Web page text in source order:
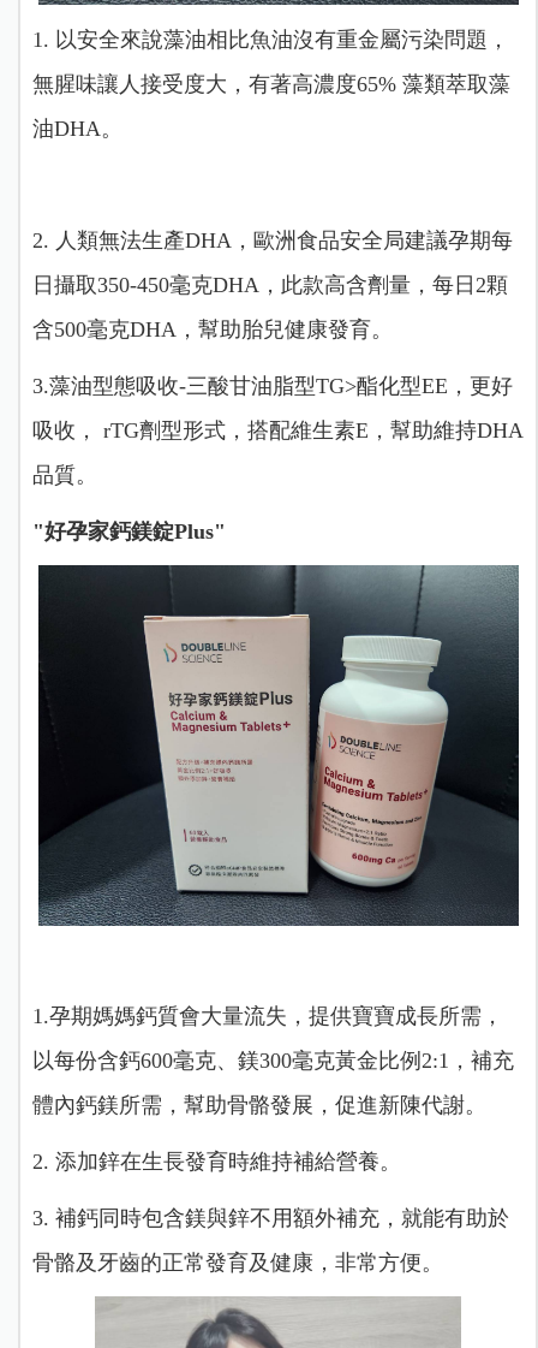
1. 以安全來說藻油相比魚油沒有重金屬污染問題，
無腥味讓人接受度大，有著高濃度65% 藻類萃取藻
油DHA。
2. 人類無法生產DHA，歐洲食品安全局建議孕期每
日攝取350-450毫克DHA，此款高含劑量，每日2顆
含500毫克DHA，幫助胎兒健康發育。
3.藻油型態吸收-三酸甘油脂型TG>酯化型EE，更好
吸收， rTG劑型形式，搭配維生素E，幫助維持DHA
品質。 ️
"好孕家鈣鎂錠Plus"
1.孕期媽媽鈣質會大量流失，提供寶寶成長所需，
以每份含鈣600毫克、鎂300毫克黃金比例2:1，補充
體內鈣鎂所需，幫助骨骼發展，促進新陳代謝。
2. 添加鋅在生長發育時維持補給營養。
3. 補鈣同時包含鎂與鋅不用額外補充，就能有助於
骨骼及牙齒的正常發育及健康，非常方便。